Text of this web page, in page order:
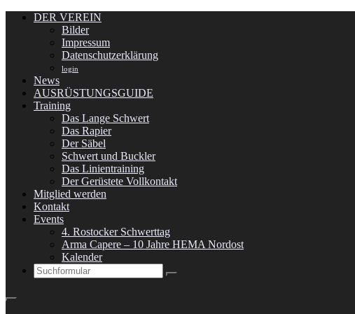
DER VEREIN
Bilder
Impressum
Datenschutzerklärung
login
News
AUSRÜSTUNGSGUIDE
Training
Das Lange Schwert
Das Rapier
Der Säbel
Schwert und Buckler
Das Linientraining
Der Gerüstete Vollkontakt
Mitglied werden
Kontakt
Events
4. Rostocker Schwerttag
Arma Capere – 10 Jahre HEMA Nordost
Kalender